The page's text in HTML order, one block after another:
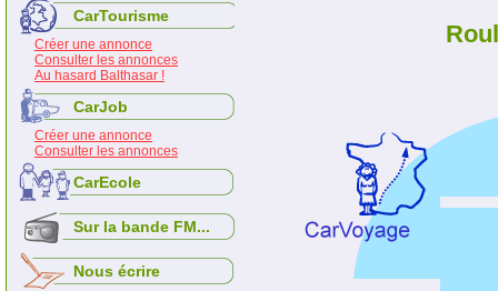
CarTourisme
Créer une annonce
Consulter les annonces
Au hasard Balthasar !
CarJob
Créer une annonce
Consulter les annonces
CarEcole
Sur la bande FM...
Nous écrire